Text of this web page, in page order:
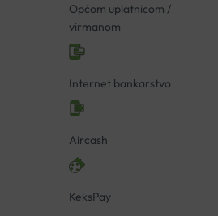
Općom uplatnicom /
virmanom
Internet bankarstvo
Aircash
KeksPay